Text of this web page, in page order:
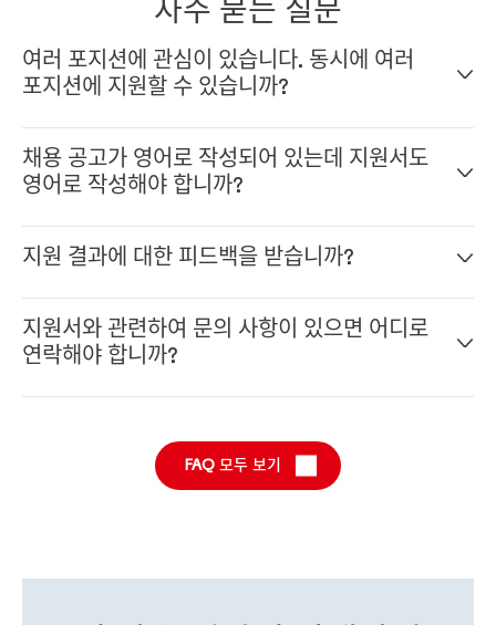
자주 묻는 질문
여러 포지션에 관심이 있습니다. 동시에 여러
포지션에 지원할 수 있습니까?
네, 온라인 지원 시스템에서 프로필을 작성하기만 하면 됩니
다. 프로필을 작성하면 여러 포지션에 지원할 수 있습니다.
채용 공고가 영어로 작성되어 있는데 지원서도
영어로 작성해야 합니까?
네, 영어로 부탁드립니다. 헨켈은 국제적인 회사이기 때문에
전 세계의 동료들과 함께 일하게 될 것이고 영어는 헨켈의 공
식 언어입니다. 일반적인 '규칙'은 지원서를 채용 공고와 동일
한 언어로 작성하는 것입니다.
지원 결과에 대한 피드백을 받습니까?
헨켈의 모든 포지션은 고유하며 적합한 후보자를 찾는 것이 회
사와 후보자 모두에게 중요합니다. 우리는 회사와 후보자가 서
로 잘 맞는 확인하고 싶습니다. 우리는 전 채용 과정에서 후보
자들에게 결과를 안내할 것입니다.
지원서와 관련하여 문의 사항이 있으면 어디로
연락해야 합니까?
를 통해 채용팀에 문의하십시오.
FAQ 모두 보기